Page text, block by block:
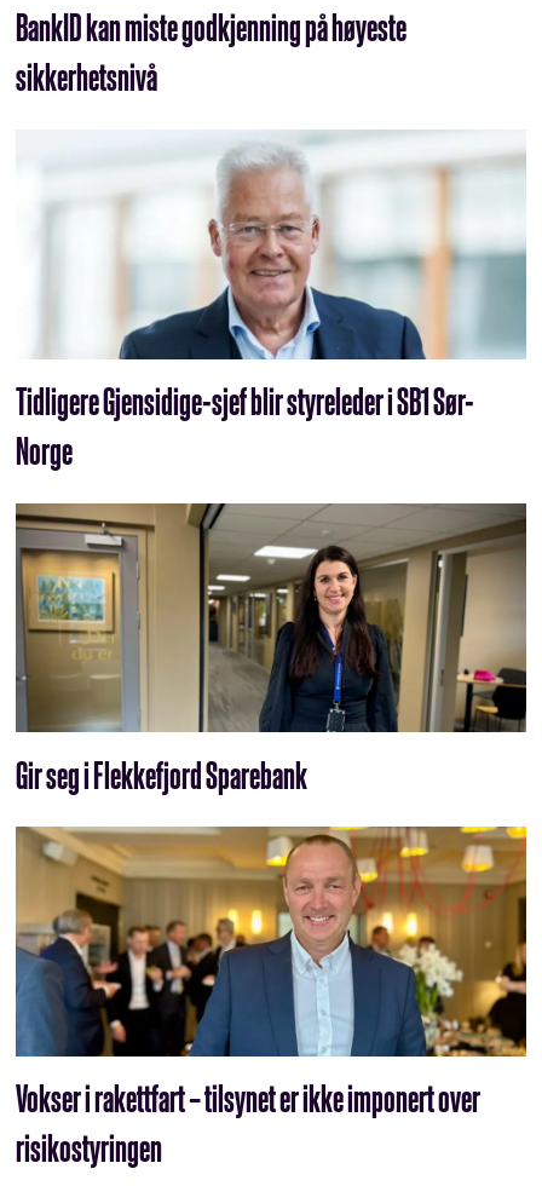
BankID kan miste godkjenning på høyeste
sikkerhetsnivå
Tidligere Gjensidige-sjef blir styreleder i SB1 Sør-
Norge
Gir seg i Flekkefjord Sparebank
Vokser i rakettfart – tilsynet er ikke imponert over
risikostyringen